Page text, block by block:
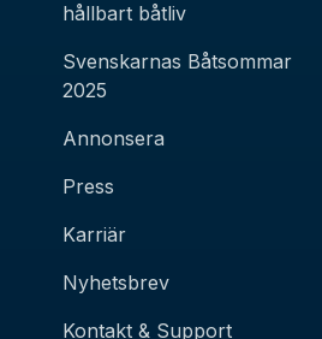
hållbart båtliv
Svenskarnas Båtsommar
2025
Annonsera
Press
Karriär
Nyhetsbrev
Kontakt & Support